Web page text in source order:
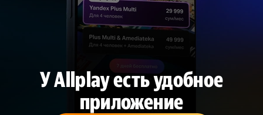
У Allplay есть удобное
приложение